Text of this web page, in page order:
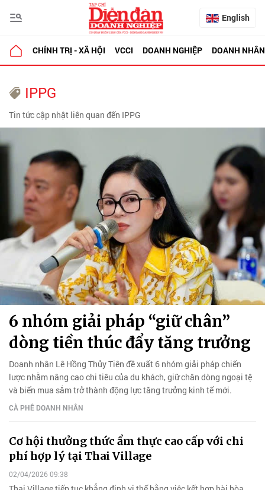
English
CHÍNH TRỊ - XÃ HỘI VCCI DOANH NGHIỆP DOANH NHÂN
IPPG
Tin tức cập nhật liên quan đến IPPG
6 nhóm giải pháp “giữ chân”
dòng tiền thúc đẩy tăng trưởng
Doanh nhân Lê Hồng Thủy Tiên đề xuất 6 nhóm giải pháp chiến
lược nhằm nâng cao chi tiêu của du khách, giữ chân dòng ngoại tệ
và biến mua sắm trở thành động lực tăng trưởng kinh tế mới.
CÀ PHÊ DOANH NHÂN
Cơ hội thưởng thức ẩm thực cao cấp với chi
phí hợp lý tại Thai Village
02/04/2026 09:38